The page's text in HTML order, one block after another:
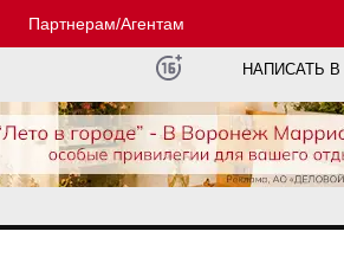
Партнерам/Агентам
НАПИСАТЬ В